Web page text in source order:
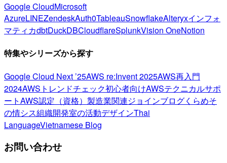
Google CloudMicrosoft
AzureLINEZendeskAuth0TableauSnowflakeAlteryxインフォ
マティカdbtDuckDBCloudflareSplunkVision OneNotion
特集やシリーズから探す
Google Cloud Next ’25AWS re:Invent 2025AWS再入門
2024AWSトレンドチェック初心者向けAWSテクニカルサポ
ートAWS認定（資格） 製造業関連ジョインブログくらめそ
の情シス組織開発室の活動デザインThai
LanguageVietnamese Blog
お問い合わせ